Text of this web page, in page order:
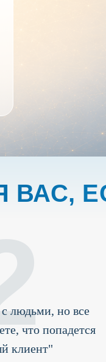
ВАС,
людьми, но все
что попадется
клиент"